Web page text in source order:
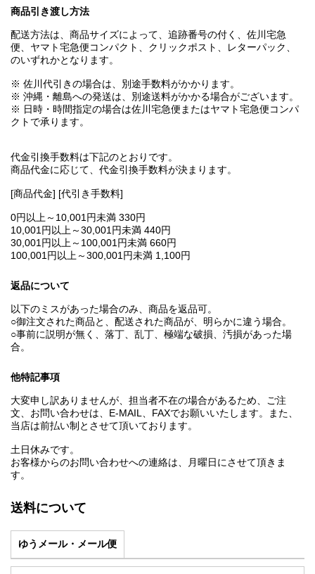
商品引き渡し方法
配送方法は、商品サイズによって、追跡番号の付く、佐川宅急
便、ヤマト宅急便コンパクト、クリックポスト、レターパック、
のいずれかとなります。
※ 佐川代引きの場合は、別途手数料がかかります。
※ 沖縄・離島への発送は、別途送料がかかる場合がございます。
※ 日時・時間指定の場合は佐川宅急便またはヤマト宅急便コンパ
クトで承ります。
代金引換手数料は下記のとおりです。
商品代金に応じて、代金引換手数料が決まります。
[商品代金] [代引き手数料]
0円以上～10,001円未満 330円
10,001円以上～30,001円未満 440円
30,001円以上～100,001円未満 660円
100,001円以上～300,001円未満 1,100円
返品について
以下のミスがあった場合のみ、商品を返品可。
○御注文された商品と、配送された商品が、明らかに違う場合。
○事前に説明が無く、落丁、乱丁、極端な破損、汚損があった場
合。
他特記事項
大変申し訳ありませんが、担当者不在の場合があるため、ご注
文、お問い合わせは、E‐MAIL、FAXでお願いいたします。また、
当店は前払い制とさせて頂いております。
土日休みです。
お客様からのお問い合わせへの連絡は、月曜日にさせて頂きま
す。
送料について
ゆうメール・メール便